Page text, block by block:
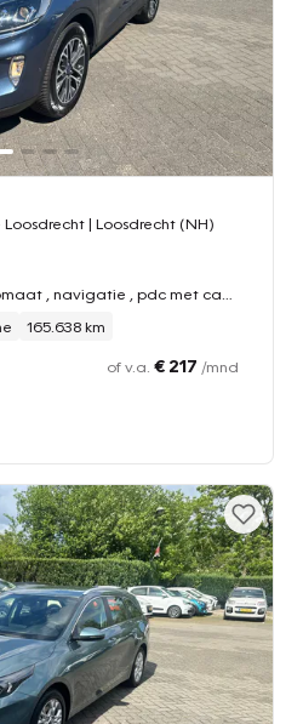
| Loosdrecht (NH)
165.638 km
of v.a. € 217 /mnd